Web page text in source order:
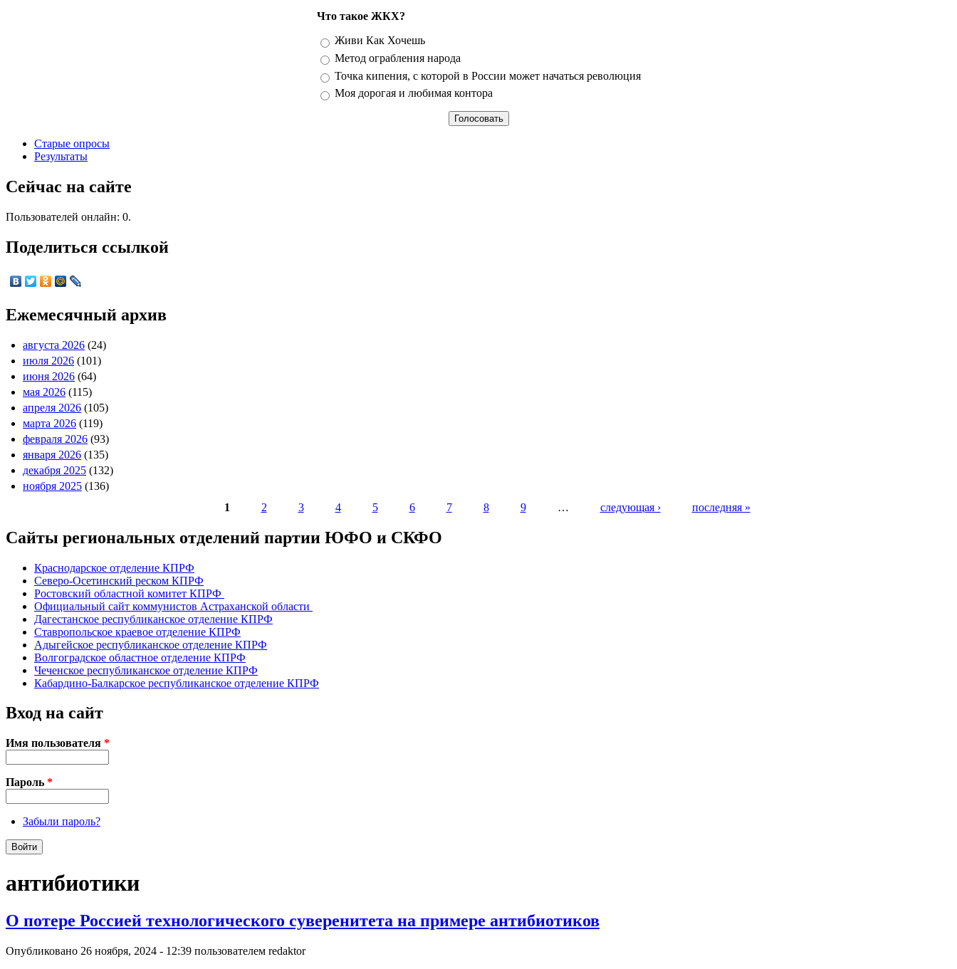
Что такое ЖКХ?
Варианты
Живи Как Хочешь
Метод ограбления народа
Точка кипения, с которой в России может начаться революция
Моя дорогая и любимая контора
Старые опросы
Результаты
Сейчас на сайте
Пользователей онлайн: 0.
Поделиться ссылкой
Ежемесячный архив
августа 2026 (24)
июля 2026 (101)
июня 2026 (64)
мая 2026 (115)
апреля 2026 (105)
марта 2026 (119)
февраля 2026 (93)
января 2026 (135)
декабря 2025 (132)
ноября 2025 (136)
1 2 3 4 5 6 7 8 9 … следующая › последняя »
Сайты региональных отделений партии ЮФО и СКФО
Краснодарское отделение КПРФ
Северо-Осетинский реском КПРФ
Ростовский областной комитет КПРФ
Официальный сайт коммунистов Астраханской области
Дагестанское республиканское отделение КПРФ
Ставропольское краевое отделение КПРФ
Адыгейское республиканское отделение КПРФ
Волгоградское областное отделение КПРФ
Чеченское республиканское отделение КПРФ
Кабардино-Балкарское республиканское отделение КПРФ
Вход на сайт
Имя пользователя *
Пароль *
Забыли пароль?
антибиотики
О потере Россией технологического суверенитета на примере антибиотиков
Опубликовано 26 ноября, 2024 - 12:39 пользователем redaktor